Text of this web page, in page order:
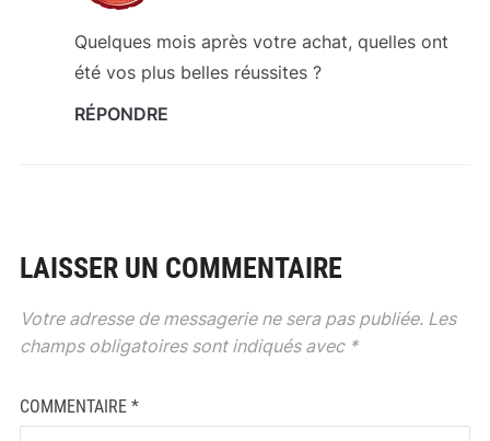
Quelques mois après votre achat, quelles ont
été vos plus belles réussites ?
RÉPONDRE
LAISSER UN COMMENTAIRE
Votre adresse de messagerie ne sera pas publiée. Les
champs obligatoires sont indiqués avec *
COMMENTAIRE *